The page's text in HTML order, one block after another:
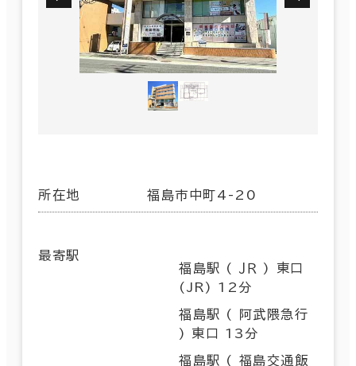
所在地 福島市中町4-20
最寄駅
福島駅 ( ＪＲ ) 東口
(JR) 12分
福島駅 ( 阿武隈急行
) 東口 13分
福島駅 ( 福島交通飯